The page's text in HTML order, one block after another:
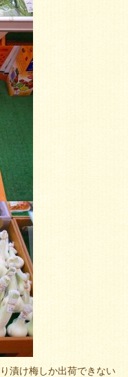
漬け梅しか出荷できない